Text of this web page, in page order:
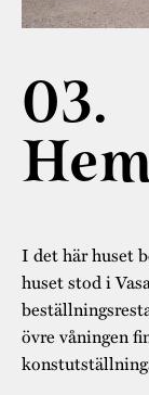
03.
I det här huset
huset stod i
övre våningen